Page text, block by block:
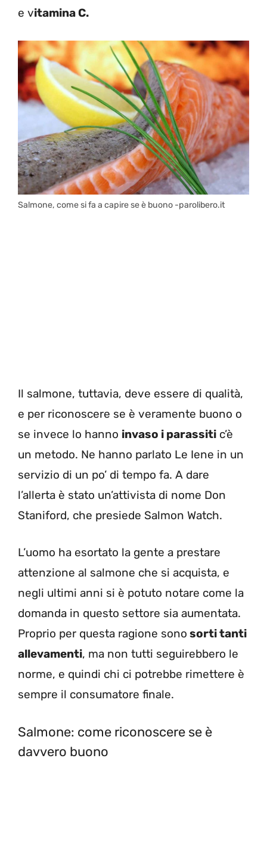
e vitamina C.
Salmone, come si fa a capire se è buono -parolibero.it
Il salmone, tuttavia, deve essere di qualità,
e per riconoscere se è veramente buono o
se invece lo hanno invaso i parassiti c’è
un metodo. Ne hanno parlato Le Iene in un
servizio di un po’ di tempo fa. A dare
l’allerta è stato un’attivista di nome Don
Staniford, che presiede Salmon Watch.
L’uomo ha esortato la gente a prestare
attenzione al salmone che si acquista, e
negli ultimi anni si è potuto notare come la
domanda in questo settore sia aumentata.
Proprio per questa ragione sono sorti tanti
allevamenti, ma non tutti seguirebbero le
norme, e quindi chi ci potrebbe rimettere è
sempre il consumatore finale.
Salmone: come riconoscere se è
davvero buono